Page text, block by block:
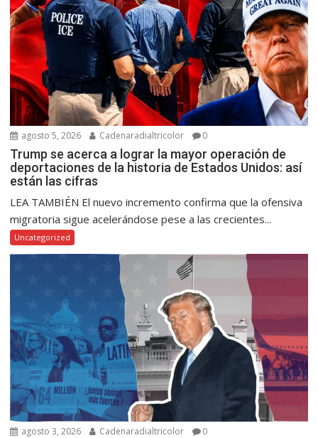
agosto 5, 2026 Cadenaradialtricolor 0
Trump se acerca a lograr la mayor operación de
deportaciones de la historia de Estados Unidos: así
están las cifras
LEA TAMBIÉN El nuevo incremento confirma que la ofensiva
migratoria sigue acelerándose pese a las crecientes...
Uncategorized
agosto 3, 2026 Cadenaradialtricolor 0